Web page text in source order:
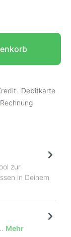
zur
in Deinem
Mehr